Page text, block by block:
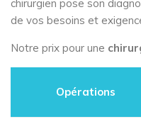
chirurgien pose son
de vos besoins et
Notre prix pour une
Opérations